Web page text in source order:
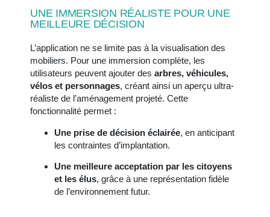
UNE IMMERSION RÉALISTE POUR UNE
MEILLEURE DÉCISION
L’application ne se limite pas à la visualisation des
mobiliers. Pour une immersion complète, les
utilisateurs peuvent ajouter des arbres, véhicules,
vélos et personnages, créant ainsi un aperçu ultra-
réaliste de l’aménagement projeté. Cette
fonctionnalité permet :
Une prise de décision éclairée, en anticipant
les contraintes d’implantation.
Une meilleure acceptation par les citoyens
et les élus, grâce à une représentation fidèle
de l’environnement futur.